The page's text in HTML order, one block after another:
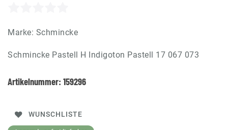
Marke: Schmincke
Schmincke Pastell H Indigoton Pastell 17 067 073
Artikelnummer: 159296
WUNSCHLISTE